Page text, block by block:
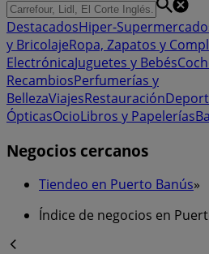
DestacadosHiper-
y BricolajeRopa, Zapatos y
ElectrónicaJuguetes y Bebés
RecambiosPerfumerías y
BellezaViajesRestauración
ÓpticasOcioLibros y Papelerías
Negocios cercanos
Tiendeo en Puerto Banús»
Índice de negocios en